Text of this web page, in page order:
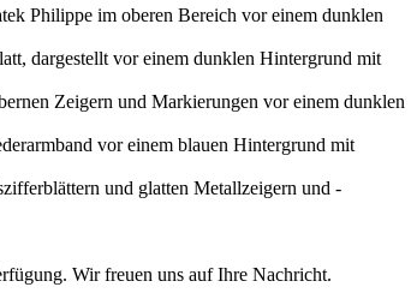
Wir freuen uns auf Ihre Nachricht.